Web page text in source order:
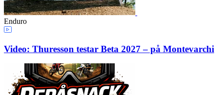
Enduro
Video: Thuresson testar Beta 2027 – på Montevarchi